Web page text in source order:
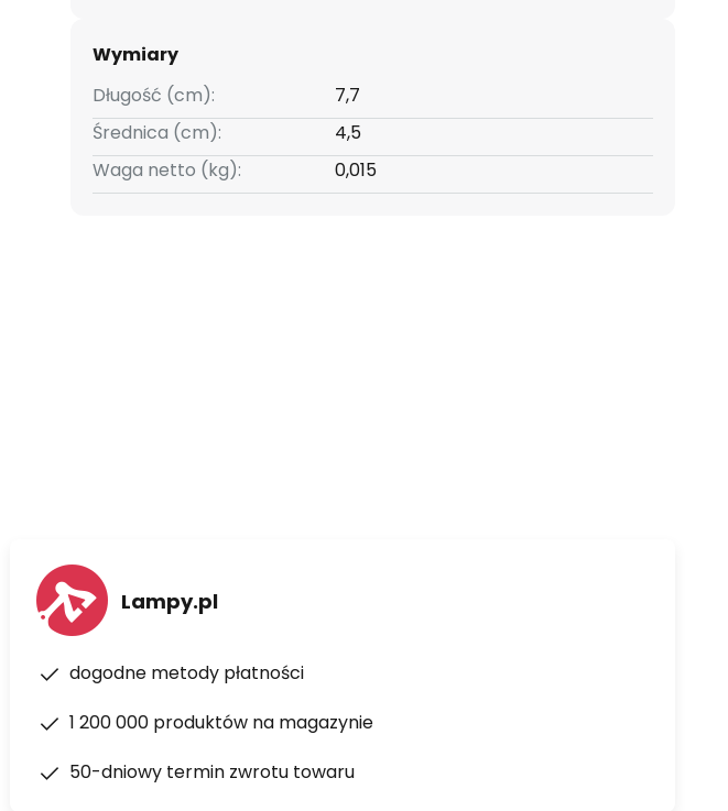
Wymiary
Długość (cm):
7,7
Średnica (cm):
4,5
Waga netto (kg):
0,015
Lampy.pl
dogodne metody płatności
1 200 000 produktów na magazynie
50-dniowy termin zwrotu towaru